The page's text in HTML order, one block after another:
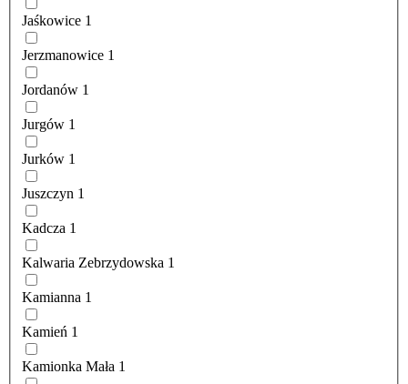
Jaśkowice 1
Jerzmanowice 1
Jordanów 1
Jurgów 1
Jurków 1
Juszczyn 1
Kadcza 1
Kalwaria Zebrzydowska 1
Kamianna 1
Kamień 1
Kamionka Mała 1